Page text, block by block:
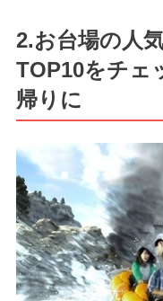
2.お台場の人
TOP10をチェ
帰りに